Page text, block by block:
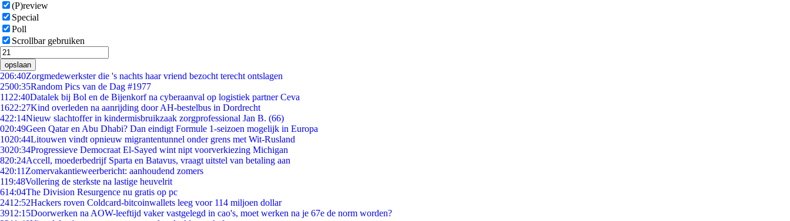
(P)review
Special
Poll
Scrollbar gebruiken
opslaan
206:40Zorgmedewerkster die 's nachts haar vriend bezocht terecht ontslagen
2500:35Random Pics van de Dag #1977
11 22:40Datalek bij Bol en de Bijenkorf na cyberaanval op logistiek partner Ceva
1622:27Kind overleden na aanrijding door AH-bestelbus in Dordrecht
422:14Nieuw slachtoffer in kindermisbruikzaak zorgprofessional Jan B. (66)
020:49Geen Qatar en Abu Dhabi? Dan eindigt Formule 1-seizoen mogelijk in Europa
1020:44Litouwen vindt opnieuw migrantentunnel onder grens met Wit-Rusland
3020:34Progressieve Democraat El-Sayed wint nipt voorverkiezing Michigan
820:24Accell, moederbedrijf Sparta en Batavus, vraagt uitstel van betaling aan
420:11 Zomervakantieweerbericht: aanhoudend zomers
119:48Vollering de sterkste na lastige heuvelrit
614:04The Division Resurgence nu gratis op pc
2412:52Hackers roven Coldcard-bitcoinwallets leeg voor 114 miljoen dollar
3912:15Doorwerken na AOW-leeftijd vaker vastgelegd in cao's, moet werken na je 67e de norm worden?